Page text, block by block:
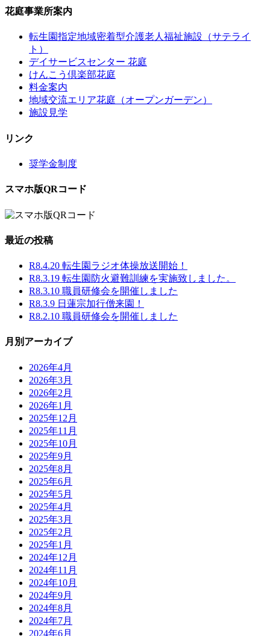
花庭事業所案内
転生園指定地域密着型介護老人福祉施設（サテライ
ト）
デイサービスセンター 花庭
けんこう倶楽部花庭
料金案内
地域交流エリア花庭（オープンガーデン）
施設見学
リンク
奨学金制度
スマホ版QRコード
最近の投稿
R8.4.20 転生園ラジオ体操放送開始！
R8.3.19 転生園防火避難訓練を実施致しました。
R8.3.10 職員研修会を開催しました
R8.3.9 日蓮宗加行僧来園！
R8.2.10 職員研修会を開催しました
月別アーカイブ
2026年4月
2026年3月
2026年2月
2026年1月
2025年12月
2025年11月
2025年10月
2025年9月
2025年8月
2025年6月
2025年5月
2025年4月
2025年3月
2025年2月
2025年1月
2024年12月
2024年11月
2024年10月
2024年9月
2024年8月
2024年7月
2024年6月